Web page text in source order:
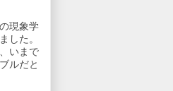
現象学
した。
いまで
ルだと